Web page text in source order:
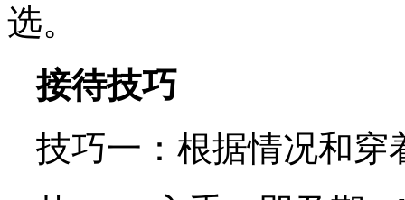
选。
接待技巧
技巧一：根据情况和穿